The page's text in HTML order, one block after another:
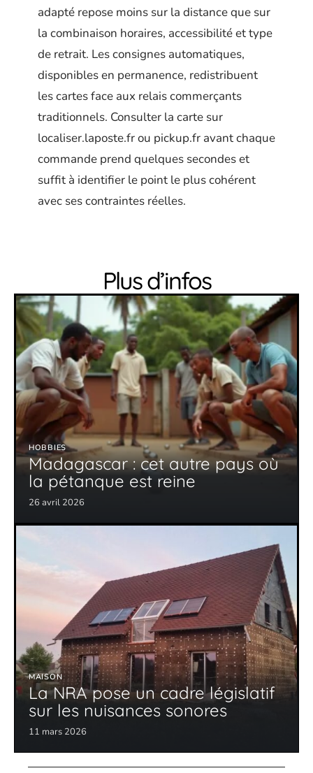
adapté repose moins sur la distance que sur
la combinaison horaires, accessibilité et type
de retrait. Les consignes automatiques,
disponibles en permanence, redistribuent
les cartes face aux relais commerçants
traditionnels. Consulter la carte sur
localiser.laposte.fr ou pickup.fr avant chaque
commande prend quelques secondes et
suffit à identifier le point le plus cohérent
avec ses contraintes réelles.
Plus d’infos
HOBBIES
Madagascar : cet autre pays où
la pétanque est reine
26 avril 2026
MAISON
La NRA pose un cadre législatif
sur les nuisances sonores
11 mars 2026